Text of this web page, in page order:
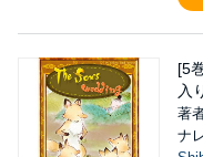
[5
入
著
ナ